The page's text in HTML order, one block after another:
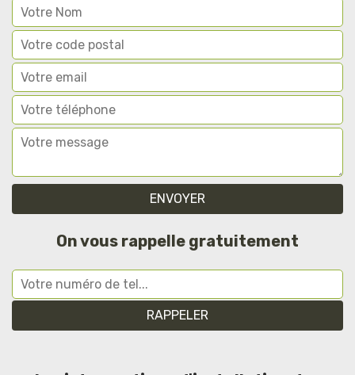
On vous rappelle gratuitement